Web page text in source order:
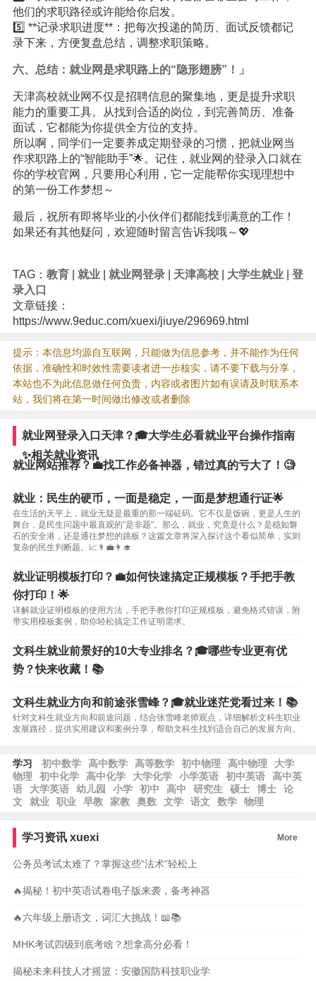
他们的求职路径或许能给你启发。
5️⃣ **记录求职进度**：把每次投递的简历、面试反馈都记
录下来，方便复盘总结，调整求职策略。
六、总结：就业网是求职路上的“隐形翅膀”！」
天津高校就业网不仅是招聘信息的聚集地，更是提升求职
能力的重要工具。从找到合适的岗位，到完善简历、准备
面试，它都能为你提供全方位的支持。
所以啊，同学们一定要养成定期登录的习惯，把就业网当
作求职路上的“智能助手”🌟。记住，就业网的登录入口就在
你的学校官网，只要用心利用，它一定能帮你实现理想中
的第一份工作梦想～
最后，祝所有即将毕业的小伙伴们都能找到满意的工作！
如果还有其他疑问，欢迎随时留言告诉我哦～💖
TAG： 教育| 就业| 就业网登录| 天津高校| 大学生就业| 登
录入口
文章链接：
https://www.9educ.com/xuexi/jiuye/296969.html
提示：本信息均源自互联网，只能做为信息参考，并不能作为任何
依据，准确性和时效性需要读者进一步核实，请不要下载与分享，
本站也不为此信息做任何负责，内容或者图片如有误请及时联系本
站，我们将在第一时间做出修改或者删除
就业网登录入口天津？🎓大学生必看就业平台操作指南
✨相关就业资讯
就业网站推荐？💼找工作必备神器，错过真的亏大了！🧐
就业：民生的硬币，一面是稳定，一面是梦想通行证🌟
在生活的天平上，就业无疑是最重的那一端砝码。它不仅是饭碗，更是人生的
舞台，是民生问题中最直观的"是非题"。那么，就业，究竟是什么？是稳如磐
石的安全港，还是通往梦想的跳板？这篇文章将深入探讨这个看似简单，实则
复杂的民生判断题。📈👨‍💼👩‍🎓
就业证明模板打印？💼如何快速搞定正规模板？手把手教
你打印！🌟
详解就业证明模板的使用方法，手把手教你打印正规模板，避免格式错误，附
带实用模板案例，助你轻松搞定工作证明需求。
文科生就业前景好的10大专业排名？🎓哪些专业更有优
势？快来收藏！📚
文科生就业方向和前途张雪峰？🎓就业迷茫党看过来！📚
针对文科生就业方向和前途问题，结合张雪峰老师观点，详细解析文科生职业
发展路径，提供实用建议和案例分享，帮助文科生找到适合自己的发展方向。
学习 初中数学 高中数学 高等数学 初中物理 高中物理
大学
物理
初中化学 高中化学 大学化学 小学英语 初中英语
高中英
语
大学英语 幼儿园 小学 初中 高中 研究生 硕士 博士
论
文
就业 职业 早教 家教 奥数 文学 语文 数学 物理
学习资讯 xuexi More
公务员考试太难了？掌握这些“法术”轻松上
🔥揭秘！初中英语试卷电子版来袭，备考神器
🔥六年级上册语文，词汇大挑战！📖📚
MHK考试四级到底考啥？想拿高分必看！
揭秘未来科技人才摇篮：安徽国防科技职业学